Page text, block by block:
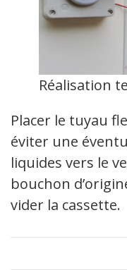
Réalisation
Placer le tuyau
éviter une
liquides vers le
bouchon
vider la cassette.